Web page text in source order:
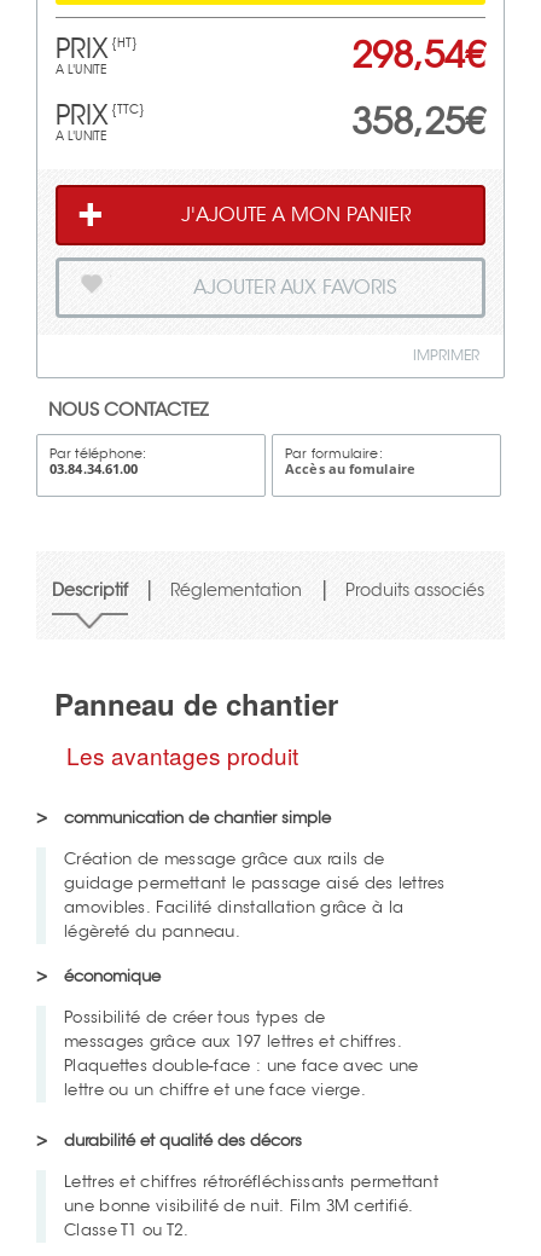
PRIX {HT}
A L'UNITE
298,54€
PRIX {TTC}
A L'UNITE
358,25€
J'AJOUTE A MON PANIER
AJOUTER AUX FAVORIS
IMPRIMER
NOUS CONTACTEZ
Par téléphone:
03.84.34.61.00
Par formulaire:
Accès au fomulaire
Descriptif | Réglementation | Produits associés
Panneau de chantier
Les avantages produit
communication de chantier simple
Création de message grâce aux rails de
guidage permettant le passage aisé des lettres
amovibles. Facilité dinstallation grâce à la
légèreté du panneau.
économique
Possibilité de créer tous types de
messages grâce aux 197 lettres et chiffres.
Plaquettes double-face : une face avec une
lettre ou un chiffre et une face vierge.
durabilité et qualité des décors
Lettres et chiffres rétroréfléchissants permettant
une bonne visibilité de nuit. Film 3M certifié.
Classe T1 ou T2.